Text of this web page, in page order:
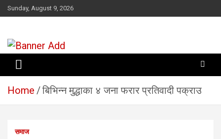
Skip
to
Sunday, August 9, 2026
सूचना तपाईंकाे अधिकार
Home बिभिन्न मुद्धाका ४ जना फरार प्रतिवादी पक्राउ
समाज